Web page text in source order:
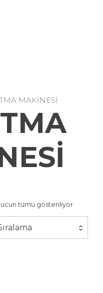
MAKİNESİ
tümü gösteriliyor